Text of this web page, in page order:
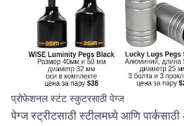
प्रोफेशनल स्टंट स्कुटरसाठी पेग्ज
पेग्ज स्ट्रीटसाठी स्टीलमध्ये आणि